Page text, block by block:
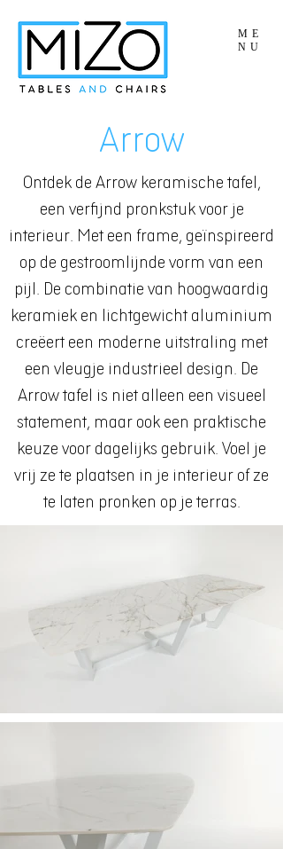
ME
NU
Arrow
Ontdek de Arrow keramische tafel,
een verfijnd pronkstuk voor je
interieur. Met een frame, geïnspireerd
op de gestroomlijnde vorm van een
pijl. De combinatie van hoogwaardig
keramiek en lichtgewicht aluminium
creëert een moderne uitstraling met
een vleugje industrieel design. De
Arrow tafel is niet alleen een visueel
statement, maar ook een praktische
keuze voor dagelijks gebruik. Voel je
vrij ze te plaatsen in je interieur of ze
te laten pronken op je terras.